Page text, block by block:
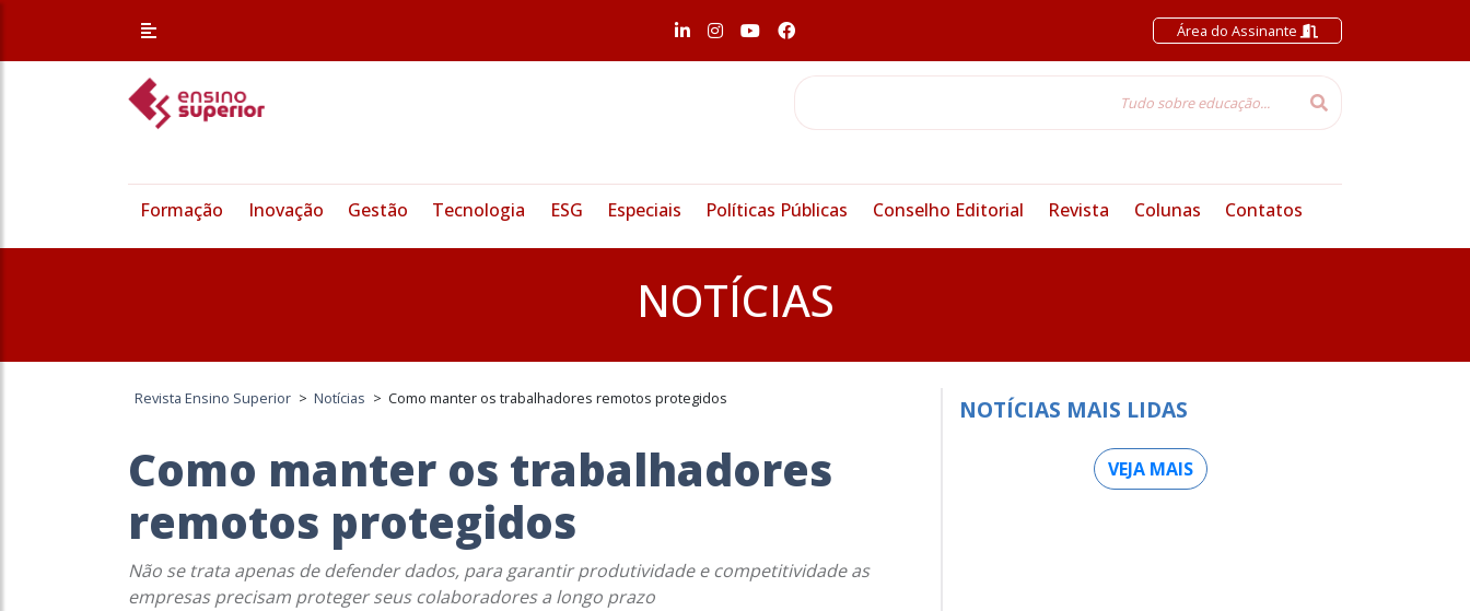
Área do Assinante
Formação Inovação Gestão Tecnologia ESG Especiais Políticas Públicas Conselho Editorial Revista Colunas Contatos
NOTÍCIAS
Revista Ensino Superior > Notícias > Como manter os trabalhadores remotos protegidos
Como manter os trabalhadores
remotos protegidos
Não se trata apenas de defender dados, para garantir produtividade e competitividade as
empresas precisam proteger seus colaboradores a longo prazo
NOTÍCIAS MAIS LIDAS
VEJA MAIS